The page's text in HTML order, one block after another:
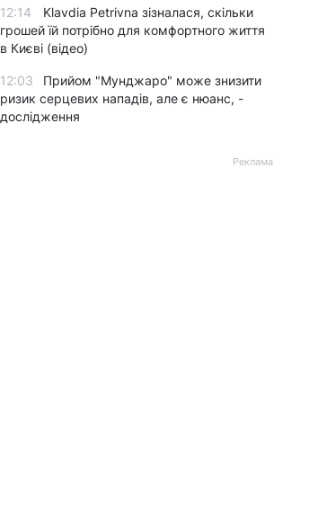
12:14
Klavdia Petrivna зізналася, скільки
грошей їй потрібно для комфортного життя
в Києві (відео)
12:03
Прийом "Мунджаро" може знизити
ризик серцевих нападів, але є нюанс, -
дослідження
Реклама